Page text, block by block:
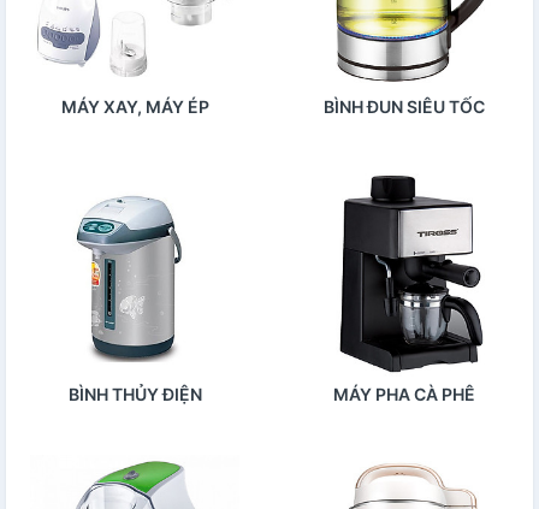
MÁY XAY, MÁY ÉP BÌNH ĐUN SIÊU TỐC
BÌNH THỦY ĐIỆN MÁY PHA CÀ PHÊ